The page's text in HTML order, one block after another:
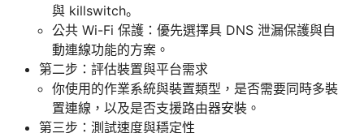
與 killswitch。
公共 Wi-Fi 保護：優先選擇具 DNS 泄漏保護與自
動連線功能的方案。
第二步：評估裝置與平台需求
你使用的作業系統與裝置類型，是否需要同時多裝
置連線，以及是否支援路由器安裝。
第三步：測試速度與穩定性